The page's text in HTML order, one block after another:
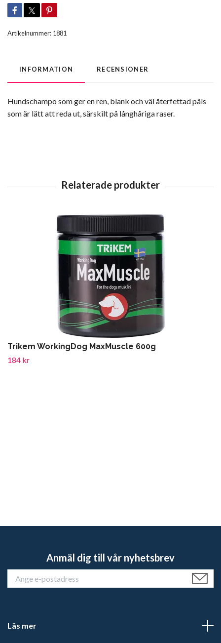
Artikelnummer: 1881
INFORMATION RECENSIONER
Hundschampo som ger en ren, blank och väl återfettad päls
som är lätt att reda ut, särskilt på långhåriga raser.
Trikem WorkingDog MaxMuscle 600g
184 kr
Anmäl dig till vår nyhetsbrev
Läs mer